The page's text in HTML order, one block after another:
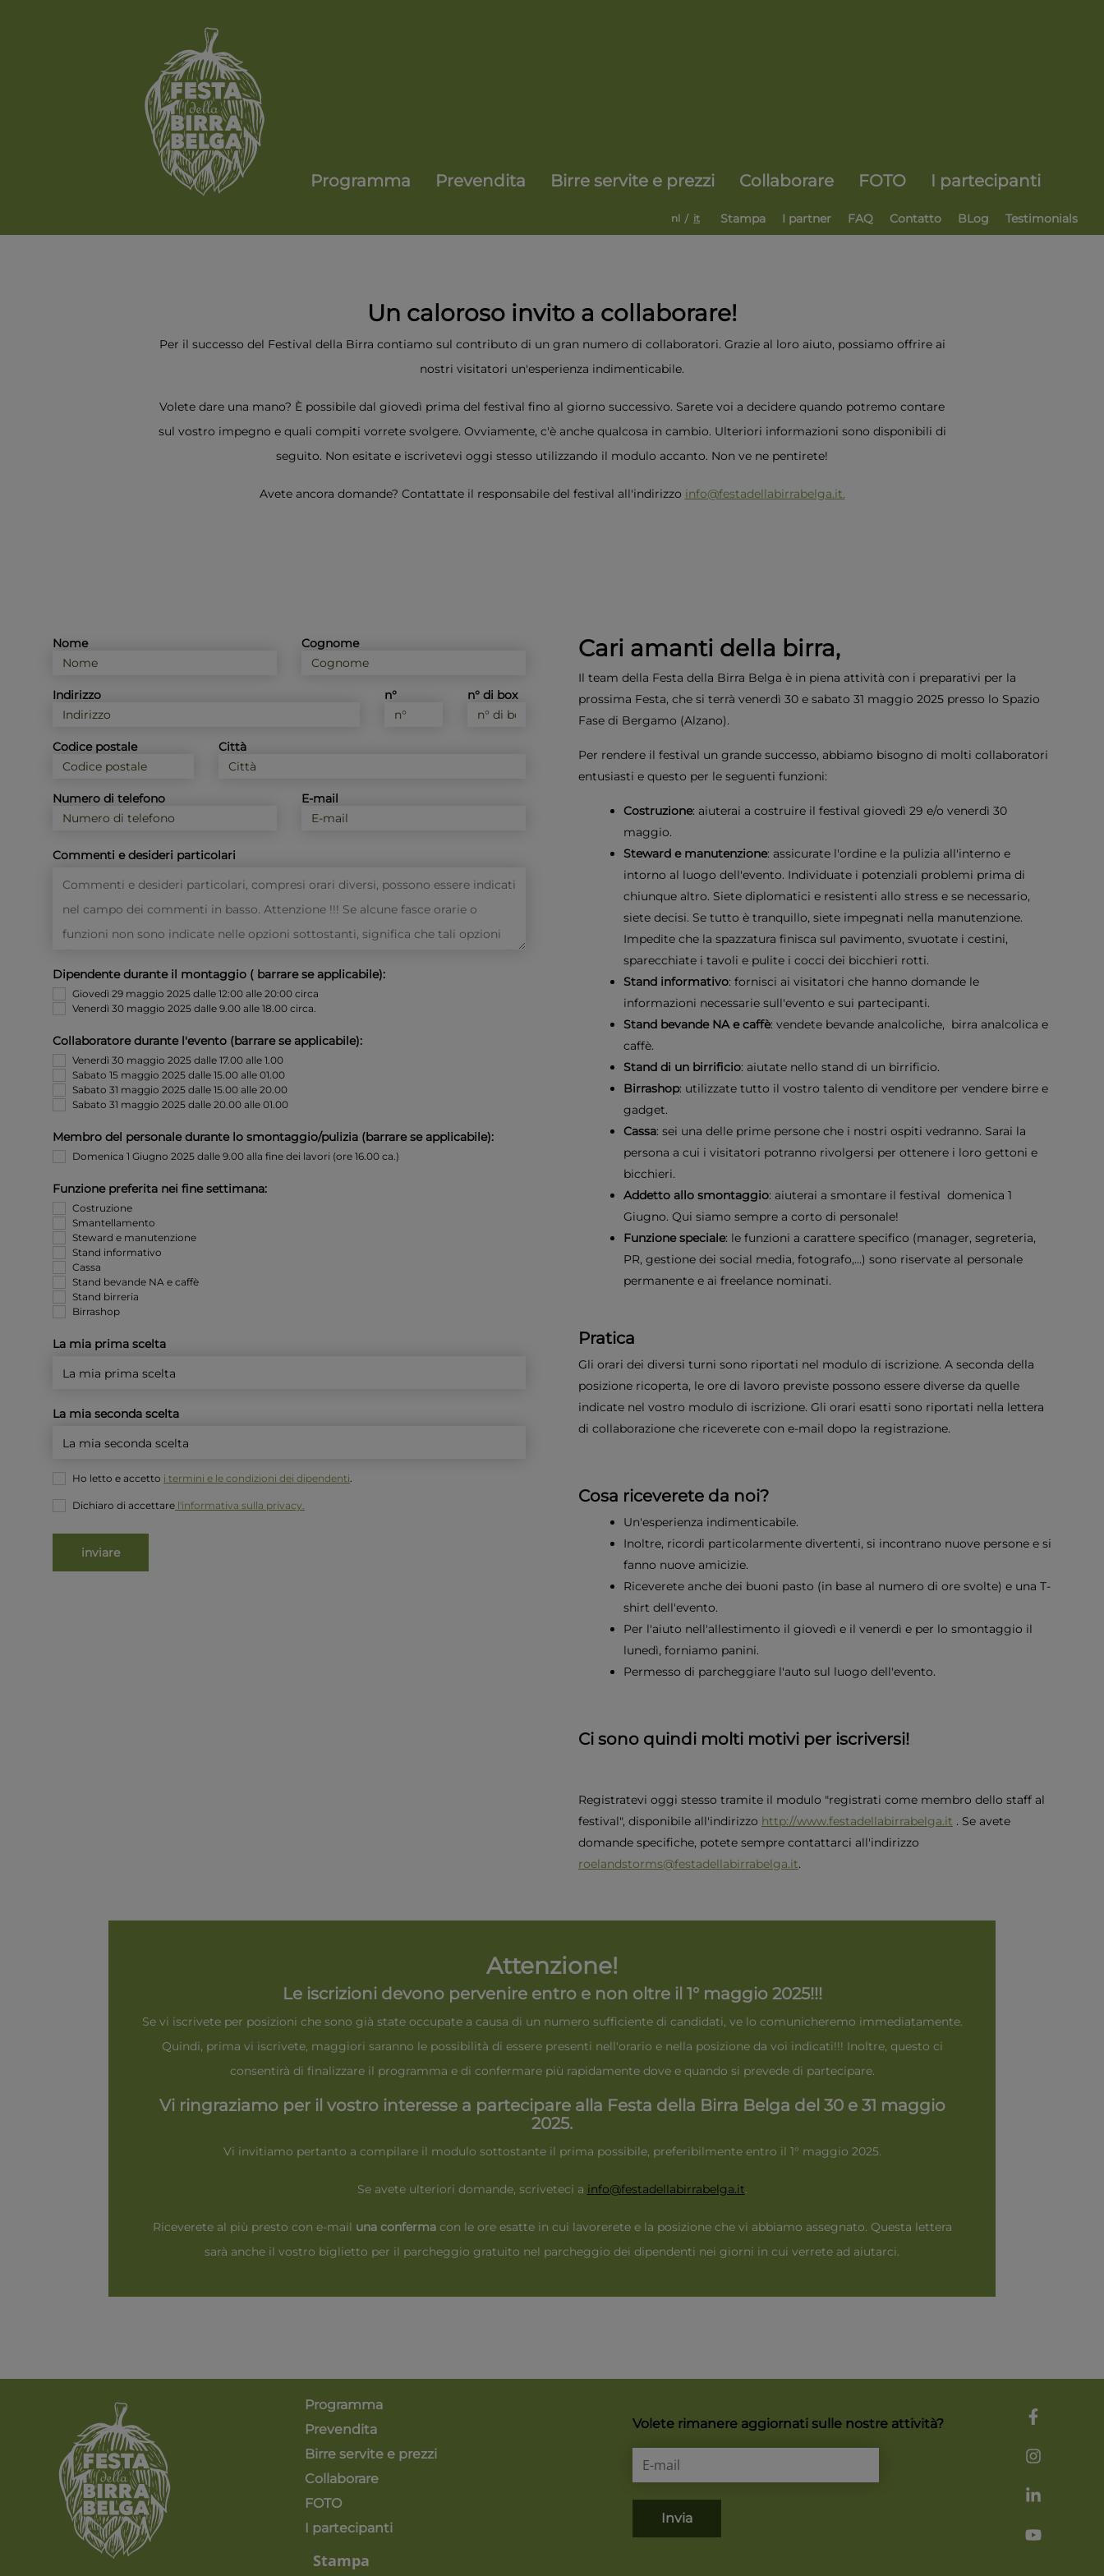
Programma Prevendita Birre servite e prezzi Collaborare FOTO I partecipanti
nl / it Stampa I partner FAQ Contatto BLog Testimonials
Un caloroso invito a collaborare!
Per il successo del Festival della Birra contiamo sul contributo di un gran numero di collaboratori. Grazie al loro aiuto, possiamo offrire ai
nostri visitatori un'esperienza indimenticabile.
Volete dare una mano? È possibile dal giovedì prima del festival fino al giorno successivo. Sarete voi a decidere quando potremo contare
sul vostro impegno e quali compiti vorrete svolgere. Ovviamente, c'è anche qualcosa in cambio. Ulteriori informazioni sono disponibili di
seguito. Non esitate e iscrivetevi oggi stesso utilizzando il modulo accanto. Non ve ne pentirete!
Avete ancora domande? Contattate il responsabile del festival all'indirizzo info@festadellabirrabelga.it.
Nome Cognome
Indirizzo n° n° di box
Codice postale Città
Numero di telefono E-mail
Commenti e desideri particolari
Giovedì 29 maggio 2025 dalle 12:00 alle 20:00 circa
Venerdì 30 maggio 2025 dalle 9.00 alle 18.00 circa.
Dipendente durante il montaggio ( barrare se applicabile):
Venerdì 30 maggio 2025 dalle 17.00 alle 1.00
Sabato 15 maggio 2025 dalle 15.00 alle 01.00
Sabato 31 maggio 2025 dalle 15.00 alle 20.00
Sabato 31 maggio 2025 dalle 20.00 alle 01.00
Collaboratore durante l'evento (barrare se applicabile):
Domenica 1 Giugno 2025 dalle 9.00 alla fine dei lavori (ore 16.00 ca.)
Membro del personale durante lo smontaggio/pulizia (barrare se applicabile):
Costruzione
Smantellamento
Steward e manutenzione
Stand informativo
Cassa
Stand bevande NA e caffè
Stand birreria
Birrashop
Funzione preferita nei fine settimana:
La mia prima scelta
La mia seconda scelta
Ho letto e accetto i termini e le condizioni dei dipendenti.
Dichiaro di accettare l'informativa sulla privacy.
inviare
Cari amanti della birra,
Il team della Festa della Birra Belga è in piena attività con i preparativi per la
prossima Festa, che si terrà venerdì 30 e sabato 31 maggio 2025 presso lo Spazio
Fase di Bergamo (Alzano).
Per rendere il festival un grande successo, abbiamo bisogno di molti collaboratori
entusiasti e questo per le seguenti funzioni:
Costruzione: aiuterai a costruire il festival giovedì 29 e/o venerdì 30
maggio.
Steward e manutenzione: assicurate l'ordine e la pulizia all'interno e
intorno al luogo dell'evento. Individuate i potenziali problemi prima di
chiunque altro. Siete diplomatici e resistenti allo stress e se necessario,
siete decisi. Se tutto è tranquillo, siete impegnati nella manutenzione.
Impedite che la spazzatura finisca sul pavimento, svuotate i cestini,
sparecchiate i tavoli e pulite i cocci dei bicchieri rotti.
Stand informativo: fornisci ai visitatori che hanno domande le
informazioni necessarie sull'evento e sui partecipanti.
Stand bevande NA e caffè: vendete bevande analcoliche, birra analcolica e
caffè.
Stand di un birrificio: aiutate nello stand di un birrificio.
Birrashop: utilizzate tutto il vostro talento di venditore per vendere birre e
gadget.
Cassa: sei una delle prime persone che i nostri ospiti vedranno. Sarai la
persona a cui i visitatori potranno rivolgersi per ottenere i loro gettoni e
bicchieri.
Addetto allo smontaggio: aiuterai a smontare il festival domenica 1
Giugno. Qui siamo sempre a corto di personale!
Funzione speciale: le funzioni a carattere specifico (manager, segreteria,
PR, gestione dei social media, fotografo,...) sono riservate al personale
permanente e ai freelance nominati.
Pratica
Gli orari dei diversi turni sono riportati nel modulo di iscrizione. A seconda della
posizione ricoperta, le ore di lavoro previste possono essere diverse da quelle
indicate nel vostro modulo di iscrizione. Gli orari esatti sono riportati nella lettera
di collaborazione che riceverete con e-mail dopo la registrazione.
Cosa riceverete da noi?
Un'esperienza indimenticabile.
Inoltre, ricordi particolarmente divertenti, si incontrano nuove persone e si
fanno nuove amicizie.
Riceverete anche dei buoni pasto (in base al numero di ore svolte) e una T-
shirt dell'evento.
Per l'aiuto nell'allestimento il giovedì e il venerdì e per lo smontaggio il
lunedì, forniamo panini.
Permesso di parcheggiare l'auto sul luogo dell'evento.
Ci sono quindi molti motivi per iscriversi!
Registratevi oggi stesso tramite il modulo "registrati come membro dello staff al
festival", disponibile all'indirizzo http://www.festadellabirrabelga.it . Se avete
domande specifiche, potete sempre contattarci all'indirizzo
roelandstorms@festadellabirrabelga.it.
Attenzione!
Le iscrizioni devono pervenire entro e non oltre il 1° maggio 2025!!!
Se vi iscrivete per posizioni che sono già state occupate a causa di un numero sufficiente di candidati, ve lo comunicheremo immediatamente.
Quindi, prima vi iscrivete, maggiori saranno le possibilità di essere presenti nell'orario e nella posizione da voi indicati!!! Inoltre, questo ci
consentirà di finalizzare il programma e di confermare più rapidamente dove e quando si prevede di partecipare.
Vi ringraziamo per il vostro interesse a partecipare alla Festa della Birra Belga del 30 e 31 maggio
2025.
Vi invitiamo pertanto a compilare il modulo sottostante il prima possibile, preferibilmente entro il 1° maggio 2025.
Se avete ulteriori domande, scriveteci a info@festadellabirrabelga.it.
Riceverete al più presto con e-mail una confermacon le ore esatte in cui lavorerete e la posizione che vi abbiamo assegnato. Questa lettera
sarà anche il vostro biglietto per il parcheggio gratuito nel parcheggio dei dipendenti nei giorni in cui verrete ad aiutarci.
Programma
Prevendita
Birre servite e prezzi
Collaborare
FOTO
I partecipanti
Stampa
Volete rimanere aggiornati sulle nostre attività?
Invia